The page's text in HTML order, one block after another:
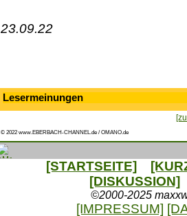
23.09.22
Lesermeinungen
© 2022 www.EBERBACH-CHANNEL.de / OMANO.de
[STARTSEITE]
[DISKUSSION]
©2000-2025
[IMPRESSUM]